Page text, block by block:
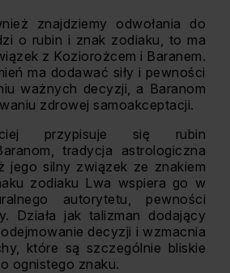
znajdziemy odwołania do
o rubin i znak zodiaku, to ma
z Koziorożcem i Baranem.
ma dodawać siły i pewności
ważnych decyzji, a Baranom
zdrowej samoakceptacji.
przypisuje się rubin
tradycja astrologiczna
jego silny związek ze znakiem
zodiaku Lwa wspiera go w
autorytetu, pewności
Działa jak talizman dodający
decyzji i wzmacnia
które są szczególnie bliskie
ognistego znaku.